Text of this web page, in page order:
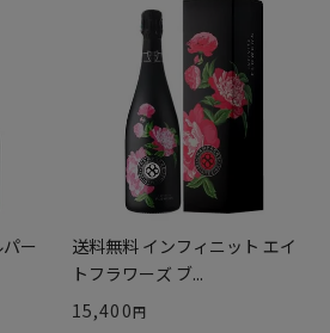
ー
送料無料 インフィニット エイ
トフラワーズ ブ...
15,400